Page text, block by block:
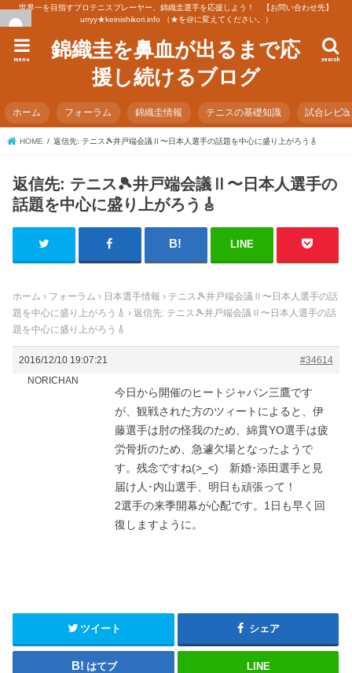
世界一を目指すプロテニスプレーヤー、錦織圭選手を応援しよう！ 【お問い合わせ先】
urryy★keinishikori.info （★を@に変えてください。）
錦織圭を鼻血が出るまで応
援し続けるブログ
search
menu
ホーム フォーラム 錦織圭情報 テニスの基礎知識 試合レビ
HOME 返信先: テニス🎾井戸端会議Ⅱ〜日本人選手の話題を中心に盛り上がろう🎸
返信先: テニス🎾井戸端会議Ⅱ〜日本人選手の
話題を中心に盛り上がろう🎸
LINE
ホーム › フォーラム › 日本選手情報 › テニス🎾井戸端会議Ⅱ〜日本人選手の話
題を中心に盛り上がろう🎸 › 返信先: テニス🎾井戸端会議Ⅱ〜日本人選手の話
題を中心に盛り上がろう🎸
2016/12/10 19:07:21
#34614
NORICHAN
今日から開催のヒートジャパン三鷹です
が、観戦された方のツィートによると、伊
藤選手は肘の怪我のため、綿貫YO選手は疲
労骨折のため、急遽欠場となったようで
す。残念ですね(>_<) 新婚･添田選手と見
届け人･内山選手、明日も頑張って！
2選手の来季開幕が心配です。1日も早く回
復しますように。
ツイート シェア
はてブ LINE